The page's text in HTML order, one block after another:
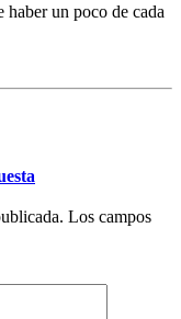
haber un poco de cada
Los campos